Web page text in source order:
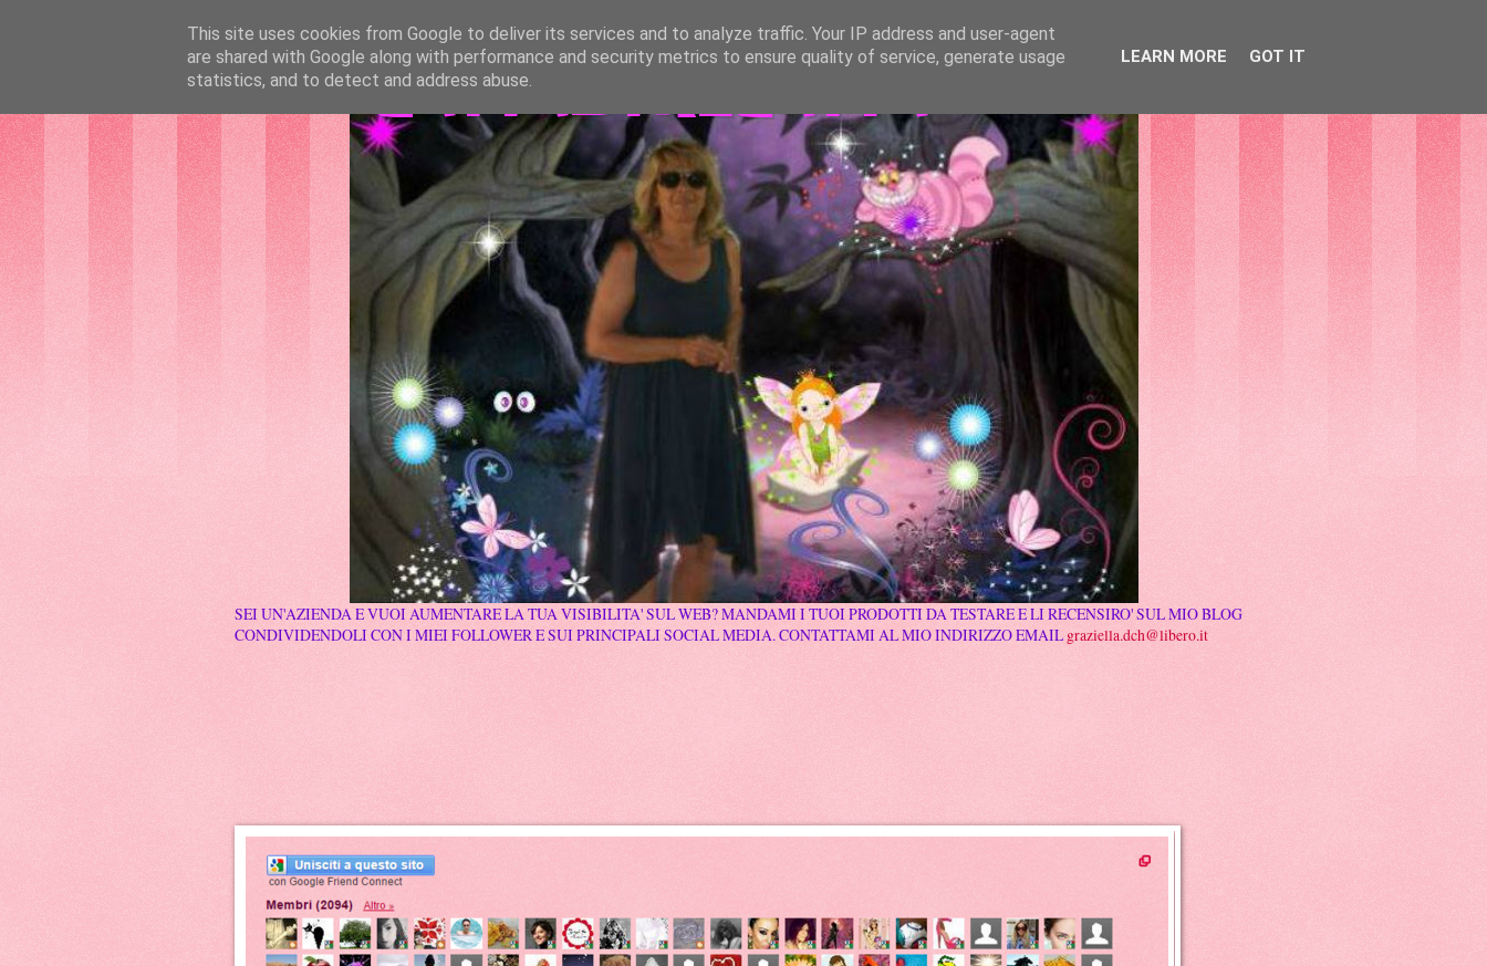
GATTASTREGATTA
SEI UN'AZIENDA E VUOI AUMENTARE LA TUA VISIBILITA' SUL WEB? MANDAMI I TUOI PRODOTTI DA TESTARE E LI RECENSIRO' SUL MIO BLOG
CONDIVIDENDOLI CON I MIEI FOLLOWER E SUI PRINCIPALI SOCIAL MEDIA. CONTATTAMI AL MIO INDIRIZZO EMAILgraziella.dch@libero.it
This site uses cookies from Google to deliver its services and to analyze traffic. Your IP address and user-agent
are shared with Google along with performance and security metrics to ensure quality of service, generate usage
statistics, and to detect and address abuse.
LEARN MORE GOT IT